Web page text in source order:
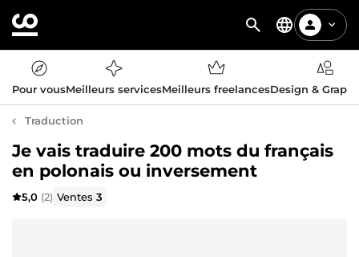
Pour vousMeilleurs servicesMeilleurs freelancesDesign &
Traduction
Je vais traduire 200 mots du français
en polonais ou inversement
5,0 (2) Ventes3